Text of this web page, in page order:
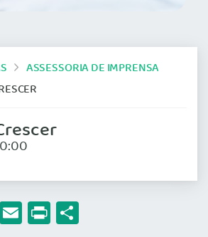
ASSESSORIA DE IMPRENSA
LinkedIn
Email
Print